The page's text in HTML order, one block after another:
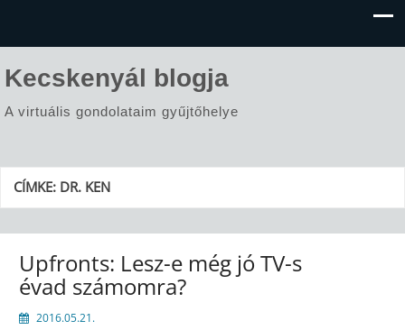
Kecskenyál blogja
A virtuális gondolataim gyűjtőhelye
CÍMKE: DR. KEN
Upfronts: Lesz-e még jó TV-s
évad számomra?
2016.05.21.